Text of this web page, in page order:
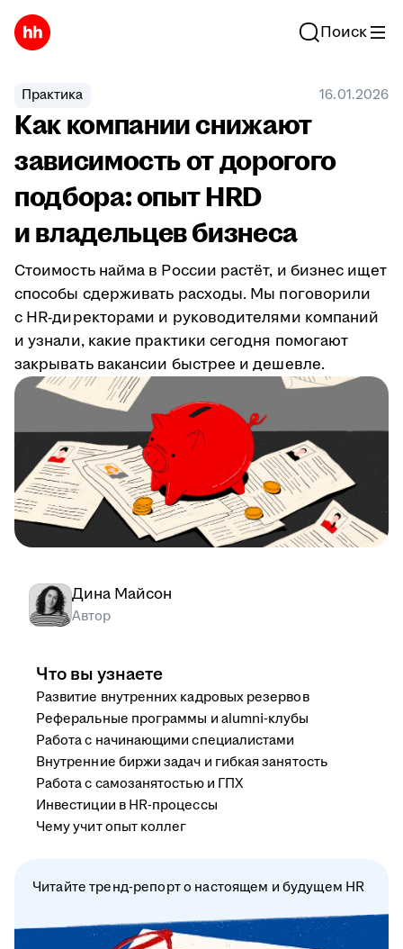
Поиск
Практика 16.01.2026
Как компании снижают
зависимость от дорогого
подбора: опыт HRD
и владельцев бизнеса
Стоимость найма в России растёт, и бизнес ищет
способы сдерживать расходы. Мы поговорили
с HR-директорами и руководителями компаний
и узнали, какие практики сегодня помогают
закрывать вакансии быстрее и дешевле.
Дина Майсон
Автор
Что вы узнаете
Развитие внутренних кадровых резервов
Реферальные программы и alumni-клубы
Работа с начинающими специалистами
Внутренние биржи задач и гибкая занятость
Работа с самозанятостью и ГПХ
Инвестиции в HR-процессы
Чему учит опыт коллег
Читайте тренд-репорт о настоящем и будущем HR